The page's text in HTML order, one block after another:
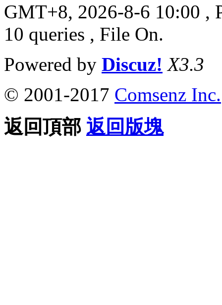
GMT+8, 2026-8-6 10:00 ,
10 queries , File On.
Powered by Discuz! X3.3
© 2001-2017 Comsenz Inc.
返回頂部 返回版塊